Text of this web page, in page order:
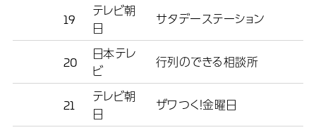
19
テレビ朝
日
サタデーステーション
20
日本テレ
ビ
行列のできる相談所
21
テレビ朝
日
ザワつく！金曜日